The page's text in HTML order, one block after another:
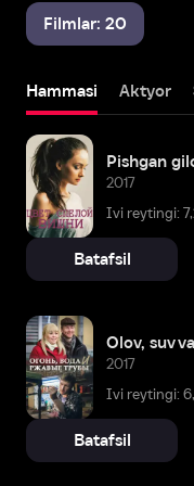
Filmlar: 20
Hammasi Aktyor
Pishgan
2017
Ivi reytingi:
Batafsil
Olov, suv
2017
Ivi reytingi:
Batafsil